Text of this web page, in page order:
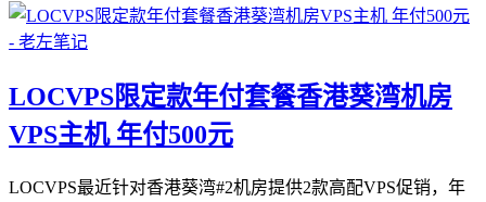
LOCVPS限定款年付套餐香港葵湾机房
VPS主机 年付500元
LOCVPS最近针对香港葵湾#2机房提供2款高配VPS促销，年